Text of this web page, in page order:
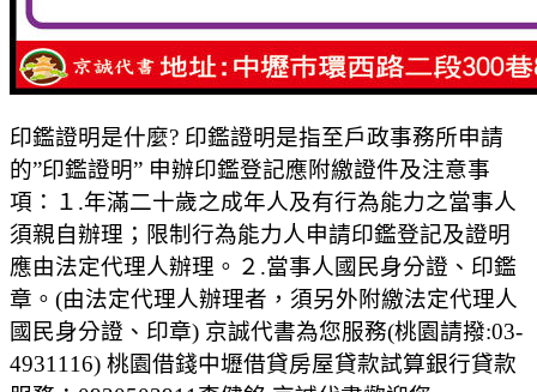
印鑑證明是什麼? 印鑑證明是指至戶政事務所申請
的”印鑑證明” 申辦印鑑登記應附繳證件及注意事
項：１.年滿二十歲之成年人及有行為能力之當事人
須親自辦理；限制行為能力人申請印鑑登記及證明
應由法定代理人辦理。２.當事人國民身分證、印鑑
章。(由法定代理人辦理者，須另外附繳法定代理人
國民身分證、印章) 京誠代書為您服務(桃園請撥:03-
4931116) 桃園借錢中壢借貸房屋貸款試算銀行貸款